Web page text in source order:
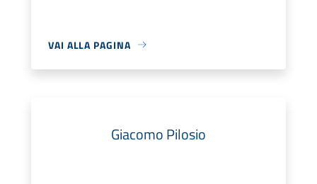
VAI ALLA PAGINA
Giacomo Pilosio